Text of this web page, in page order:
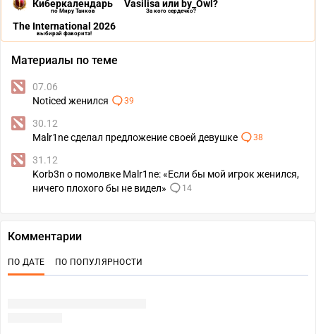
Киберкалендарь
по Миру Танков
Vasilisa или by_Owl?
За кого сердечко?
The International 2026
выбирай фаворита!
Материалы по теме
07.06
Noticed женился
39
30.12
Malr1ne сделал предложение своей девушке
38
31.12
Korb3n о помолвке Malr1ne: «Если бы мой игрок женился,
ничего плохого бы не видел»
14
Комментарии
ПО ДАТЕ ПО ПОПУЛЯРНОСТИ